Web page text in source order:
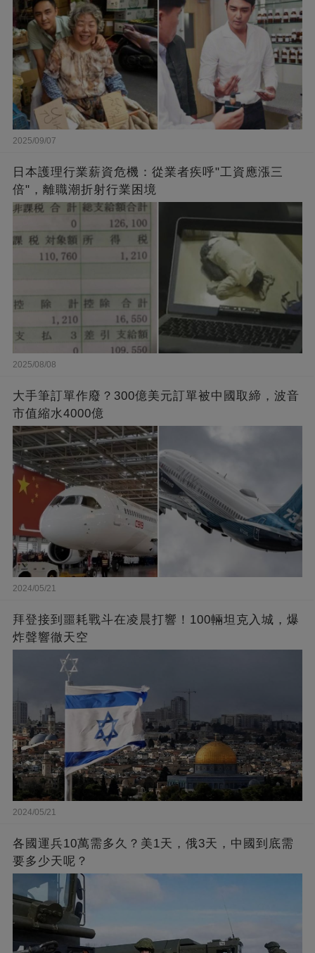
2025/09/07
日本護理行業薪資危機：從業者疾呼"工資應漲三
倍"，離職潮折射行業困境
2025/08/08
大手筆訂單作廢？300億美元訂單被中國取締，波音
市值縮水4000億
2024/05/21
拜登接到噩耗戰斗在凌晨打響！100輛坦克入城，爆
炸聲響徹天空
2024/05/21
各國運兵10萬需多久？美1天，俄3天，中國到底需
要多少天呢？